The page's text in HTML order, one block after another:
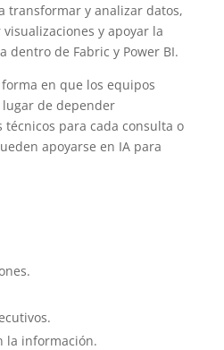
transformar y analizar datos,
y apoyar la
dentro de Fabric y Power BI.
en que los equipos
de depender
para cada consulta o
apoyarse en IA para
la información.